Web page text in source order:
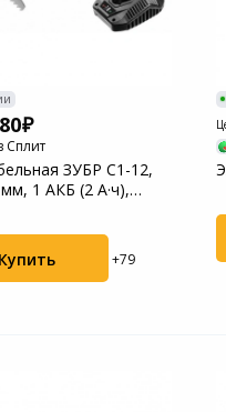
Сплит
ЗУБР С1-12,
1 АКБ (2 А·ч),
Купить +79